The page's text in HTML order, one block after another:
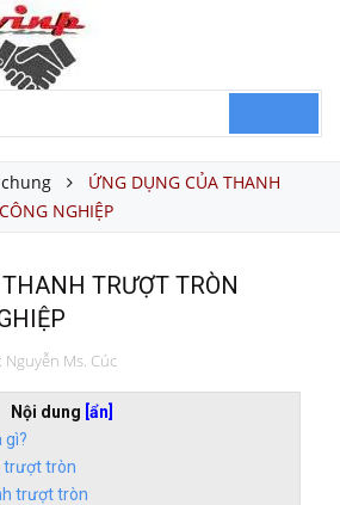
ỨNG DỤNG CỦA THANH
NGHIỆP
TRƯỢT TRÒN
Nguyễn Ms. Cúc
Nội dung [ẩn]
gì?
trượt tròn
trượt tròn